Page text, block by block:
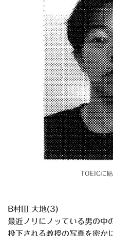
TOEICに
B村田 大地(3)
最近ノリにノッている男の中
投下される教授の写真を密か